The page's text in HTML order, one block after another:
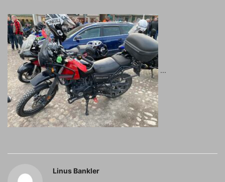
Linus Bankler